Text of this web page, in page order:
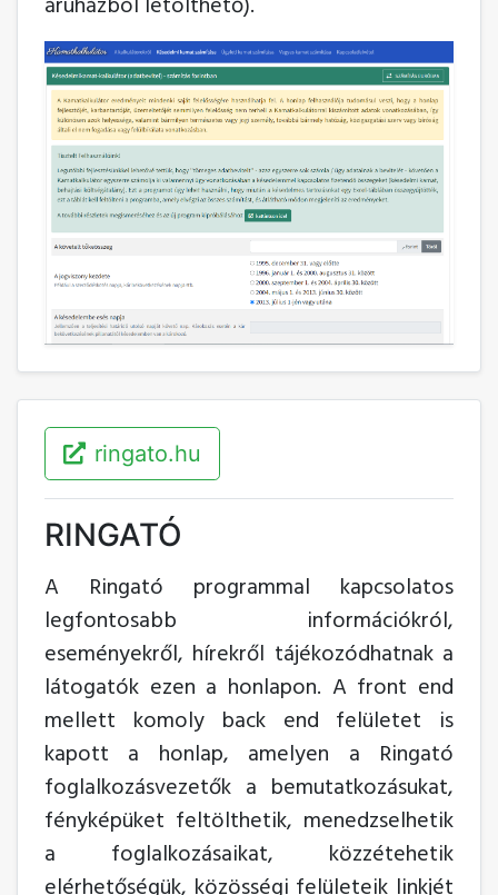
ringato.hu
RINGATÓ
A Ringató programmal kapcsolatos
legfontosabb információkról,
eseményekről, hírekről tájékozódhatnak a
látogatók ezen a honlapon. A front end
mellett komoly back end felületet is
kapott a honlap, amelyen a Ringató
foglalkozásvezetők a bemutatkozásukat,
fényképüket feltölthetik, menedzselhetik
a foglalkozásaikat, közzétehetik
elérhetőségük, közösségi felületeik linkjét